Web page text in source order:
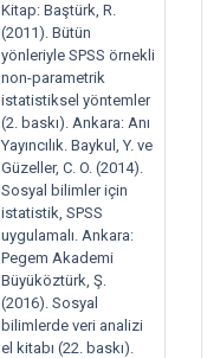
Kitap: Baştürk, R.
(2011). Bütün
yönleriyle SPSS örnekli
non-parametrik
istatistiksel yöntemler
(2. baskı). Ankara: Anı
Yayıncılık. Baykul, Y. ve
Güzeller, C. O. (2014).
Sosyal bilimler için
istatistik, SPSS
uygulamalı. Ankara:
Pegem Akademi
Büyüköztürk, Ş.
(2016). Sosyal
bilimlerde veri analizi
el kitabı (22. baskı).